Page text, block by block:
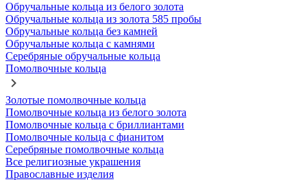
Обручальные кольца из белого золота
Обручальные кольца из золота 585 пробы
Обручальные кольца без камней
Обручальные кольца с камнями
Серебряные обручальные кольца
Помолвочные кольца
Золотые помолвочные кольца
Помолвочные кольца из белого золота
Помолвочные кольца с бриллиантами
Помолвочные кольца с фианитом
Серебряные помолвочные кольца
Все религиозные украшения
Православные изделия